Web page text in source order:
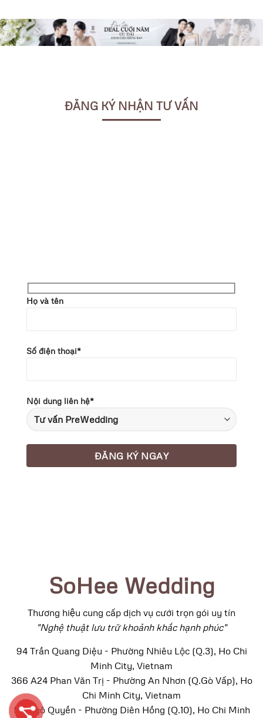
ĐĂNG KÝ NHẬN TƯ VẤN
Họ và tên
Số điện thoại*
Nội dung liên hệ*
SoHee Wedding
Thương hiệu cung cấp dịch vụ cưới trọn gói uy tín
"Nghệ thuật lưu trữ khoảnh khắc hạnh phúc"
94 Trần Quang Diệu - Phường Nhiêu Lộc (Q.3), Ho Chi
Minh City, Vietnam
366 A24 Phan Văn Trị - Phường An Nhơn (Q.Gò Vấp), Ho
Chi Minh City, Vietnam
52 Ngô Quyền - Phường Diên Hồng (Q.10), Ho Chi Minh